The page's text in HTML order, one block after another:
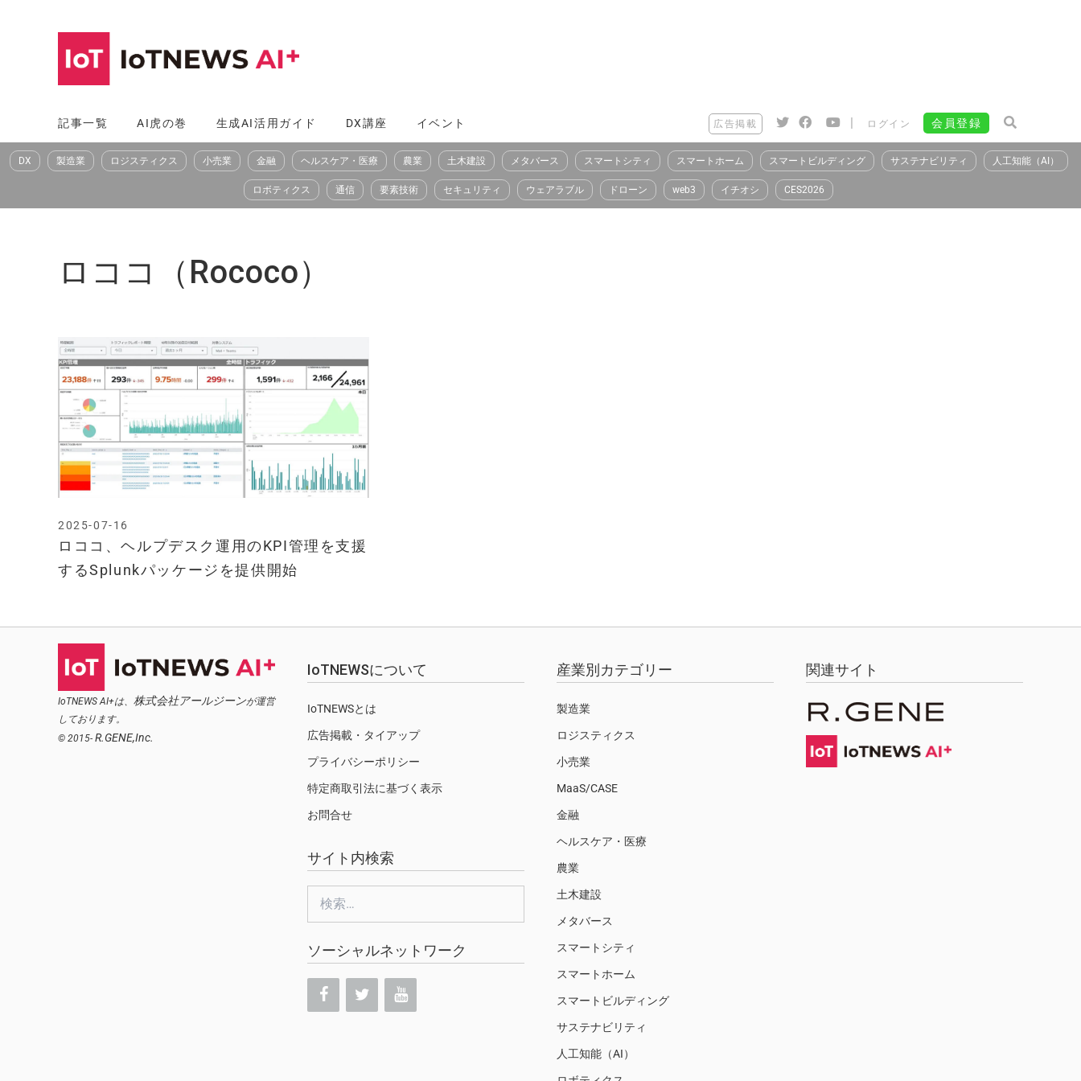
へ
ス
記事一覧 AI虎の巻 生成AI活用ガイド DX講座 イベント 広告掲載 | ログイン 会員登録
DX 製造業 ロジスティクス 小売業 金融 ヘルスケア・医療 農業 土木建設 メタバース スマートシティ スマートホーム スマートビルディング サステナビリティ 人工知能（AI）
ロボティクス 通信 要素技術 セキュリティ ウェアラブル ドローン web3 イチオシ CES2026
ロココ（Rococo）
ロココ、ヘルプデスク運用のKPI管理を支援
するSplunkパッケージを提供開始
2025-07-16
IoTNEWS AI+は、 株式会社アールジーンが運営
しております。
© 2015- R.GENE,Inc.
IoTNEWSについて
IoTNEWSとは
広告掲載・タイアップ
プライバシーポリシー
特定商取引法に基づく表示
お問合せ
サイト内検索
ソーシャルネットワーク
産業別カテゴリー
製造業
ロジスティクス
小売業
MaaS/CASE
金融
ヘルスケア・医療
農業
土木建設
メタバース
スマートシティ
スマートホーム
スマートビルディング
サステナビリティ
人工知能（AI）
関連サイト